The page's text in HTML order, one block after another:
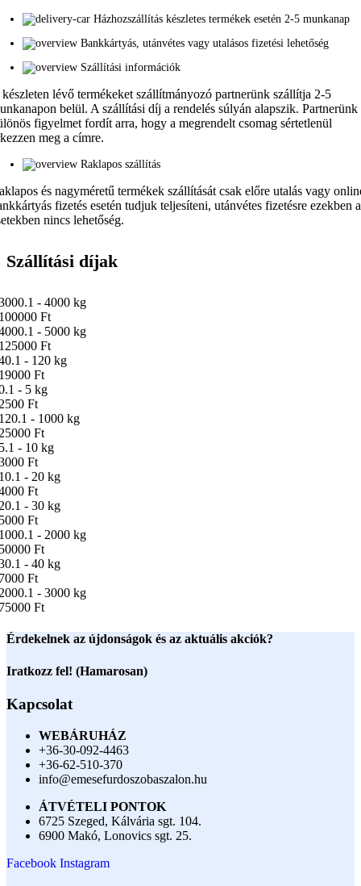
Házhozszállítás készletes termékek esetén 2-5 munkanap
Bankkártyás, utánvétes vagy utalásos fizetési lehetőség
Szállítási információk
lévő termékeket szállítmányozó partnerünk szállítja 2-5
belül. A szállítási díj a rendelés súlyán alapszik. Partnerünk
figyelmet fordít arra, hogy a megrendelt csomag sértetlenül
meg a címre.
Raklapos szállítás
és nagyméretű termékek szállítását csak előre utalás vagy
fizetés esetén tudjuk teljesíteni, utánvétes fizetésre ezekben
nincs lehetőség.
Szállítási díjak
- 4000 kg
Ft
- 5000 kg
Ft
- 120 kg
Ft
- 5 kg
Ft
- 1000 kg
Ft
- 10 kg
Ft
- 20 kg
Ft
- 30 kg
Ft
- 2000 kg
Ft
- 40 kg
Ft
- 3000 kg
Ft
Érdekelnek az újdonságok és az aktuális akciók?
Iratkozz fel! (Hamarosan)
Kapcsolat
WEBÁRUHÁZ
+36-30-092-4463
+36-62-510-370
info@emesefurdoszobaszalon.hu
ÁTVÉTELI PONTOK
6725 Szeged, Kálvária sgt. 104.​
6900 Makó, Lonovics sgt. 25.
Facebook Instagram